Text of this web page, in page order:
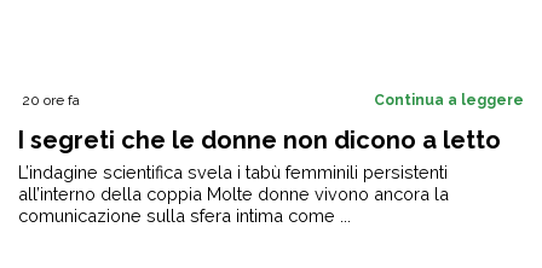
20 ore fa Continua a leggere
I segreti che le donne non dicono a letto
L’indagine scientifica svela i tabù femminili persistenti
all’interno della coppia Molte donne vivono ancora la
comunicazione sulla sfera intima come ...